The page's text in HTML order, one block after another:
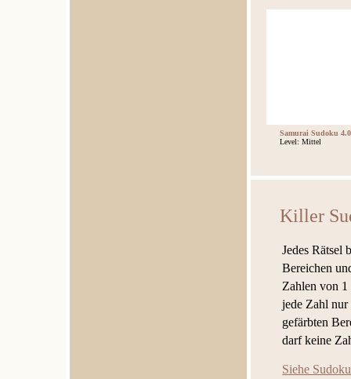
Samurai Sudoku
Level: Mittel
Killer
Jedes Rätsel
Bereichen
Zahlen von 1
jede Zahl
gefärbten
darf keine
Siehe